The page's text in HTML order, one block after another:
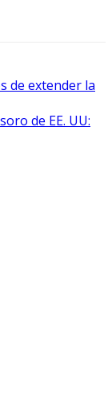
de extender la
de EE. UU: